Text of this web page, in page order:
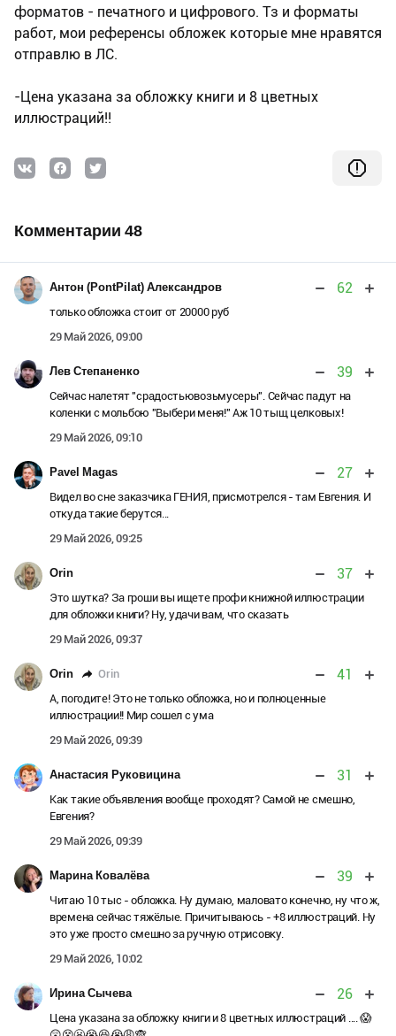
форматов - печатного и цифрового. Тз и форматы
работ, мои референсы обложек которые мне нравятся
отправлю в ЛС.
-Цена указана за обложку книги и 8 цветных
иллюстраций!!
Комментарии 48
Антон (PontPilat) Александров 62
только обложка стоит от 20000 руб
29 Май 2026, 09:00
Лев Степаненко 39
Сейчас налетят "срадостьювозьмусеры". Сейчас падут на
коленки с мольбою "Выбери меня!" Аж 10 тыщ целковых!
29 Май 2026, 09:10
Pavel Magas 27
Видел во сне заказчика ГЕНИЯ, присмотрелся - там Евгения. И
откуда такие берутся...
29 Май 2026, 09:25
Orin 37
Это шутка? За гроши вы ищете профи книжной иллюстрации
для обложки книги? Ну, удачи вам, что сказать
29 Май 2026, 09:37
Orin Orin 41
А, погодите! Это не только обложка, но и полноценные
иллюстрации!! Мир сошел с ума
29 Май 2026, 09:39
Анастасия Руковицина 31
Как такие объявления вообще проходят? Самой не смешно,
Евгения?
29 Май 2026, 09:39
Марина Ковалёва 39
Читаю 10 тыс - обложка. Ну думаю, маловато конечно, ну что ж,
времена сейчас тяжёлые. Причитываюсь - +8 иллюстраций. Ну
это уже просто смешно за ручную отрисовку.
29 Май 2026, 10:02
Ирина Сычева 26
Цена указана за обложку книги и 8 цветных иллюстраций .... 😱